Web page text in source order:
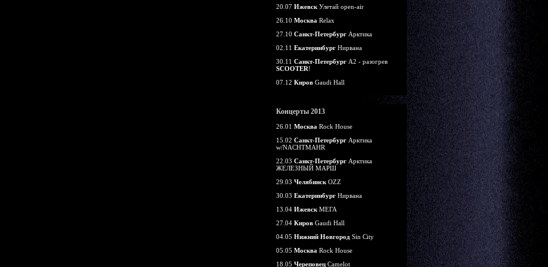
20.07 Ижевск Улетай open-air
26.10 Москва Relax
27.10 Санкт-Петербург Арктика
02.11 Екатеринбург Нирвана
30.11 Санкт-Петербург А2 - разогрев
SCOOTER!
07.12 Киров Gaudi Hall
Концерты 2013
26.01 Москва Rock House
15.02 Санкт-Петербург Арктика
w/NACHTMAHR
22.03 Санкт-Петербург Арктика
ЖЕЛЕЗНЫЙ МАРШ
29.03 Челябинск OZZ
30.03 Екатеринбург Нирвана
13.04 Ижевск МЕГА
27.04 Киров Gaudi Hall
04.05 Нижний Новгород Sin City
05.05 Москва Rock House
18.05 Череповец Camelot